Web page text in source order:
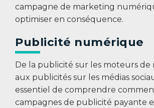
campagne de marketing
optimiser en conséquence.
Publicité numérique
De la publicité sur les moteurs de
aux publicités sur les médias
essentiel de comprendre
campagnes de publicité payante